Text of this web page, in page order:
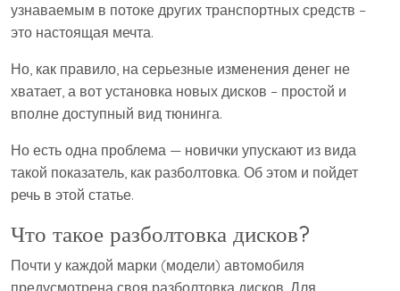
узнаваемым в потоке других транспортных средств –
это настоящая мечта.
Но, как правило, на серьезные изменения денег не
хватает, а вот установка новых дисков – простой и
вполне доступный вид тюнинга.
Но есть одна проблема — новички упускают из вида
такой показатель, как разболтовка. Об этом и пойдет
речь в этой статье.
Что такое разболтовка дисков?
Почти у каждой марки (модели) автомобиля